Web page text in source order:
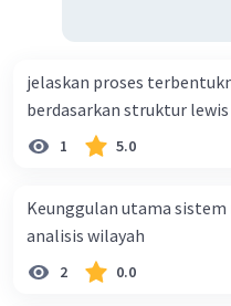
jelaskan proses
berdasarkan struktur lewis
1 5.0
Keunggulan utama
analisis wilayah
2 0.0